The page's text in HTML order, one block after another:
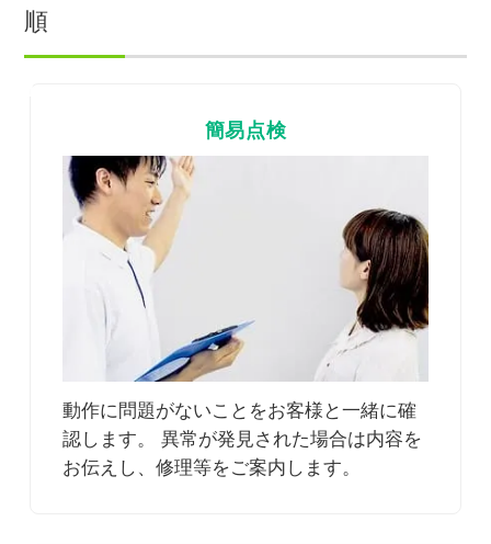
順
簡易点検
動作に問題がないことをお客様と一緒に確
認します。 異常が発見された場合は内容を
お伝えし、修理等をご案内します。